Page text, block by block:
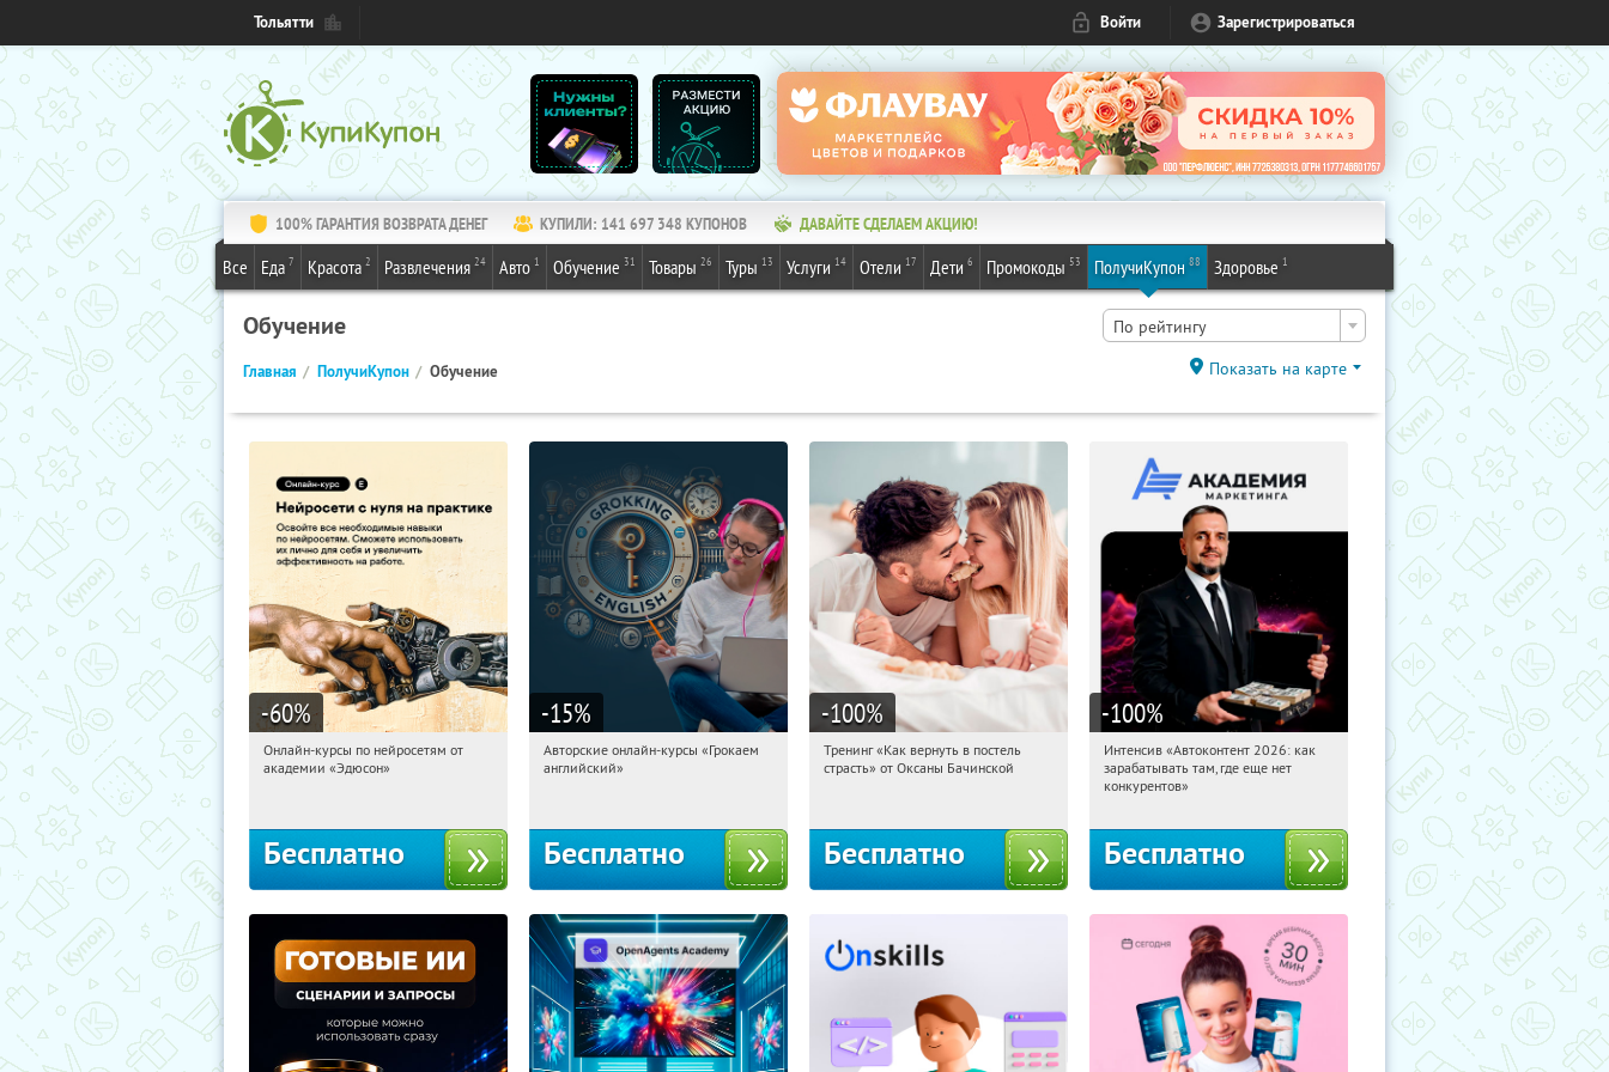
Тольятти Войти Зарегистрироваться
100% ГАРАНТИЯ ВОЗВРАТА ДЕНЕГ КУПИЛИ: 141 697 349 КУПОНОВ ДАВАЙТЕ СДЕЛАЕМ АКЦИЮ!
Все Еда 7 Красота 2 Развлечения 24 Авто 1 Обучение 31 Товары 26 Туры 13 Услуги 14 Отели 17 Дети 6 Промокоды 53 ПолучиКупон 88 Здоровье 1
Обучение По рейтингу
Главная ПолучиКупон Обучение Показать на карте
-60%
11:51:36 Получили:
Онлайн-курсы по нейросетям от
академии «Эдюсон»
Бесплатно
-15%
11:51:36 Получили:
Авторские онлайн-курсы «Грокаем
английский»
Бесплатно
-100%
11:51:36 Получили:
Тренинг «Как вернуть в постель
страсть» от Оксаны Бачинской
Бесплатно
-100%
11:51:36 Получили:
Россия
Интенсив «Автоконтент 2026: как
зарабатывать там, где еще нет
конкурентов»
Бесплатно